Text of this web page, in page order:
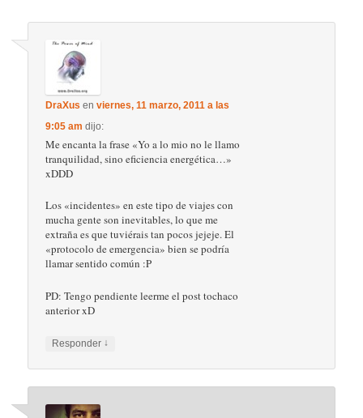
DraXus enviernes, 11 marzo, 2011 a las
9:05 am dijo:
Me encanta la frase «Yo a lo mio no le llamo
tranquilidad, sino eficiencia energética…»
xDDD
Los «incidentes» en este tipo de viajes con
mucha gente son inevitables, lo que me
extraña es que tuviérais tan pocos jejeje. El
«protocolo de emergencia» bien se podría
llamar sentido común :P
PD: Tengo pendiente leerme el post tochaco
anterior xD
Responder ↓